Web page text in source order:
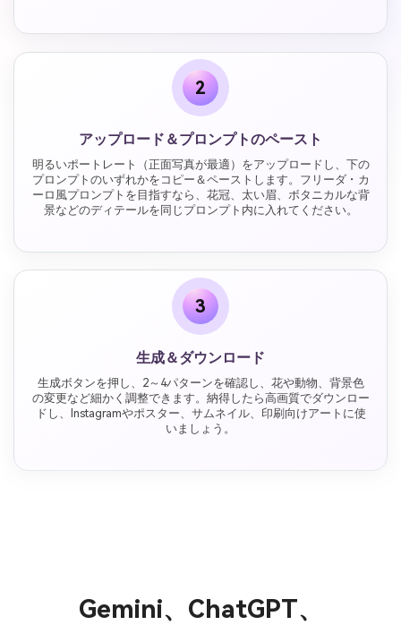
2
アップロード＆プロンプトのペースト
明るいポートレート（正面写真が最適）をアップロードし、下の
プロンプトのいずれかをコピー＆ペーストします。フリーダ・カ
ーロ風プロンプトを目指すなら、花冠、太い眉、ボタニカルな背
景などのディテールを同じプロンプト内に入れてください。
3
生成＆ダウンロード
生成ボタンを押し、2～4パターンを確認し、花や動物、背景色
の変更など細かく調整できます。納得したら高画質でダウンロー
ドし、Instagramやポスター、サムネイル、印刷向けアートに使
いましょう。
Gemini、ChatGPT、